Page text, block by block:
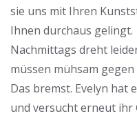
sie uns mit Ihren
Ihnen durchaus gelingt.
Nachmittags dreht
müssen mühsam
Das bremst. Evelyn hat
und versucht erneut ihr